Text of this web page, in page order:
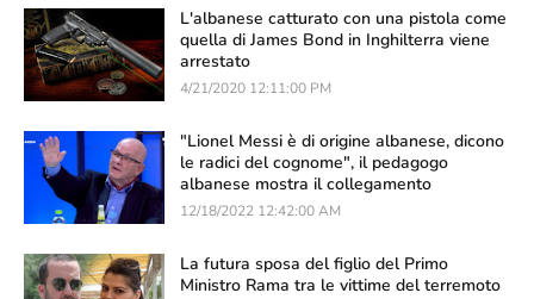
L'albanese catturato con una pistola come
quella di James Bond in Inghilterra viene
arrestato
4/21/2020 12:11:00 PM
"Lionel Messi è di origine albanese, dicono
le radici del cognome", il pedagogo
albanese mostra il collegamento
12/18/2022 12:42:00 AM
La futura sposa del figlio del Primo
Ministro Rama tra le vittime del terremoto